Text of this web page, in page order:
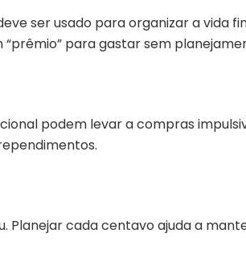
ser usado para organizar a vida
para gastar sem
podem levar a compras
Planejar cada centavo ajuda a